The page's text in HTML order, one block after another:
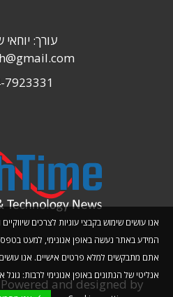
אנו עושים שימוש בקבצי עוגיות לצרכים
המידע באתר נעשה באופן אנונימי, למעט
אתם מתבקשים למלא פרטים אישיים. אנו עושים
אנליטי של הנתונים באופן אנונימי לרבות: גוגל
עורך: יוחאי
7923331
and designed by